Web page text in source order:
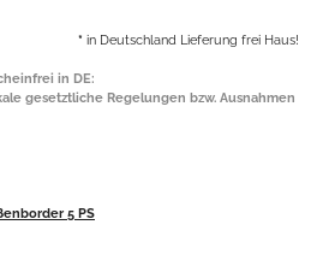
* in Deutschland Lieferung frei Haus!
in DE:
gesetztliche Regelungen bzw. Ausnahmen
5 PS